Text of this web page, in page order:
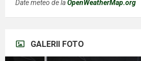
Date meteo de laOpenWeatherMap.org
GALERII FOTO